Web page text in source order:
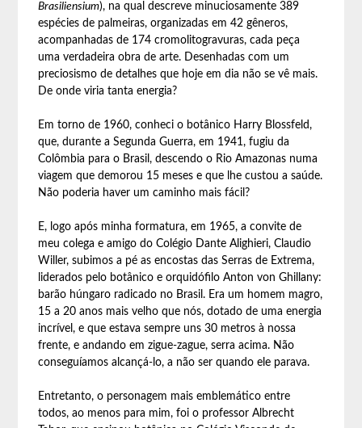
Brasiliensium), na qual descreve minuciosamente 389
espécies de palmeiras, organizadas em 42 gêneros,
acompanhadas de 174 cromolitogravuras, cada peça
uma verdadeira obra de arte. Desenhadas com um
preciosismo de detalhes que hoje em dia não se vê mais.
De onde viria tanta energia?
Em torno de 1960, conheci o botânico Harry Blossfeld,
que, durante a Segunda Guerra, em 1941, fugiu da
Colômbia para o Brasil, descendo o Rio Amazonas numa
viagem que demorou 15 meses e que lhe custou a saúde.
Não poderia haver um caminho mais fácil?
E, logo após minha formatura, em 1965, a convite de
meu colega e amigo do Colégio Dante Alighieri, Claudio
Willer, subimos a pé as encostas das Serras de Extrema,
liderados pelo botânico e orquidófilo Anton von Ghillany:
barão húngaro radicado no Brasil. Era um homem magro,
15 a 20 anos mais velho que nós, dotado de uma energia
incrível, e que estava sempre uns 30 metros à nossa
frente, e andando em zigue-zague, serra acima. Não
conseguíamos alcançá-lo, a não ser quando ele parava.
Entretanto, o personagem mais emblemático entre
todos, ao menos para mim, foi o professor Albrecht